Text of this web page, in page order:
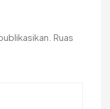
Ruas